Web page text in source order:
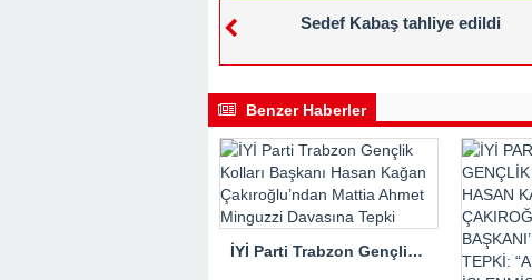
Sedef Kabaş tahliye edildi
Benzer Haberler
İYİ Parti Trabzon Gençlik Kolları Başkanı Hasan Kağan Çakıroğlu’ndan Mattia Ahmet Minguzzi Davasına Tepki